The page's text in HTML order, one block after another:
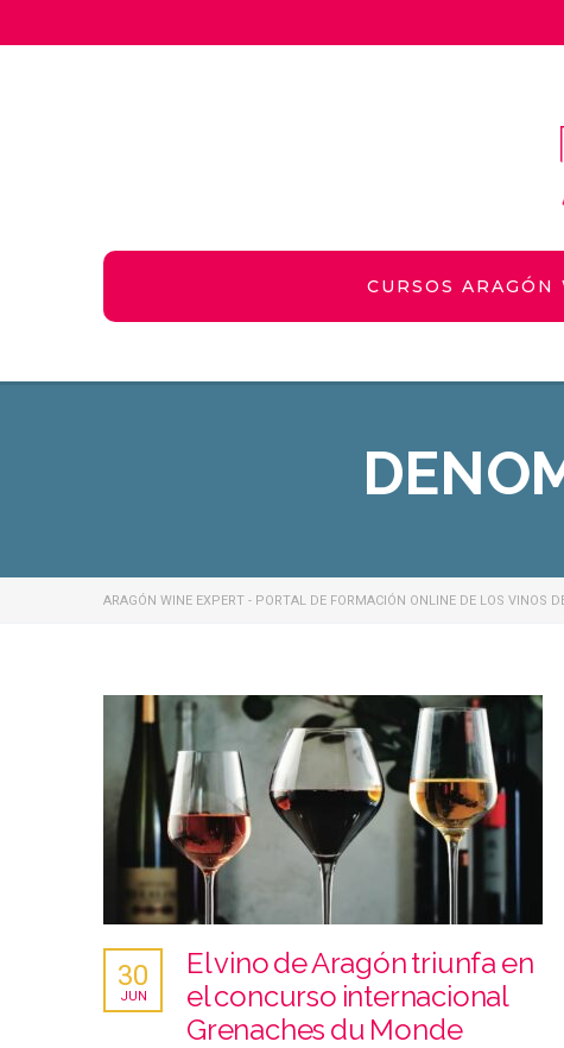
CURSOS
ARAGÓN WINE EXPERT - PORTAL DE FORMACIÓN ONLINE DE LOS VINOS
El vino de Aragón triunfa en
el concurso internacional
Grenaches du Monde
30
JUN